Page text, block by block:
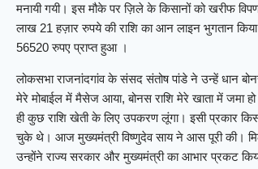
मनायी गयी। इस मौके पर ज़िले के किसानों को खरीफ
लाख 21 हज़ार रुपये की राशि का आन लाइन भुगतान
56520 रुपए प्राप्त हुआ ।
लोकसभा राजनांदगांव के संसद संतोष पांडे ने उन्हें धान
मेरे मोबाईल में मैसेज आया, बोनस राशि मेरे खाता में जमा
ही कुछ राशि खेती के लिए उपकरण लूंगा। इसी प्रकार
चुके थे। आज मुख्यमंत्री विष्णुदेव साय ने आस पूरी की।
उन्होंने राज्य सरकार और मुख्यमंत्री का आभार प्रकट